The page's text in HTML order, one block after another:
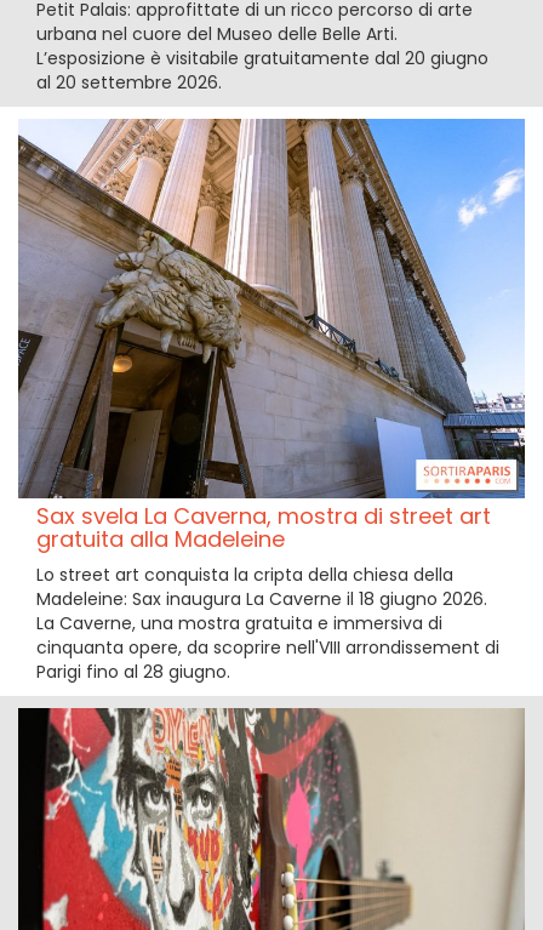
Petit Palais: approfittate di un ricco percorso di arte
urbana nel cuore del Museo delle Belle Arti.
L’esposizione è visitabile gratuitamente dal 20 giugno
al 20 settembre 2026.
Sax svela La Caverna, mostra di street art
gratuita alla Madeleine
Lo street art conquista la cripta della chiesa della
Madeleine: Sax inaugura La Caverne il 18 giugno 2026.
La Caverne, una mostra gratuita e immersiva di
cinquanta opere, da scoprire nell'VIII arrondissement di
Parigi fino al 28 giugno.